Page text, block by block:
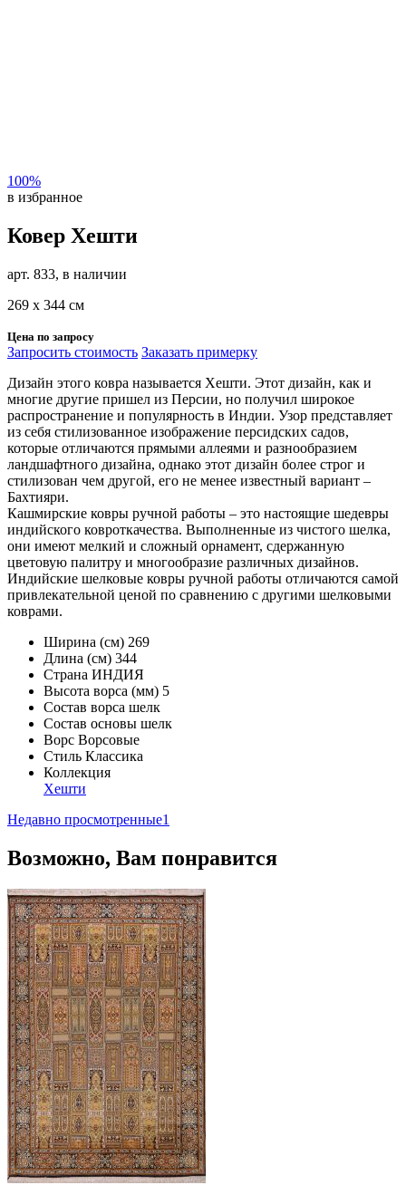
100%
в избранное
Ковер Хешти
арт. 833, в наличии
269 х 344 см
Цена по запросу
Запросить стоимость Заказать примерку
Дизайн этого ковра называется Хешти. Этот дизайн, как и
многие другие пришел из Персии, но получил широкое
распространение и популярность в Индии. Узор представляет
из себя стилизованное изображение персидских садов,
которые отличаются прямыми аллеями и разнообразием
ландшафтного дизайна, однако этот дизайн более строг и
стилизован чем другой, его не менее известный вариант –
Бахтияри.
Кашмирские ковры ручной работы – это настоящие шедевры
индийского ковроткачества. Выполненные из чистого шелка,
они имеют мелкий и сложный орнамент, сдержанную
цветовую палитру и многообразие различных дизайнов.
Индийские шелковые ковры ручной работы отличаются самой
привлекательной ценой по сравнению с другими шелковыми
коврами.
Ширина (см) 269
Длина (см) 344
Страна ИНДИЯ
Высота ворса (мм) 5
Состав ворса шелк
Состав основы шелк
Ворс Ворсовые
Стиль Классика
Коллекция
Хешти
Недавно просмотренные1
Возможно, Вам понравится